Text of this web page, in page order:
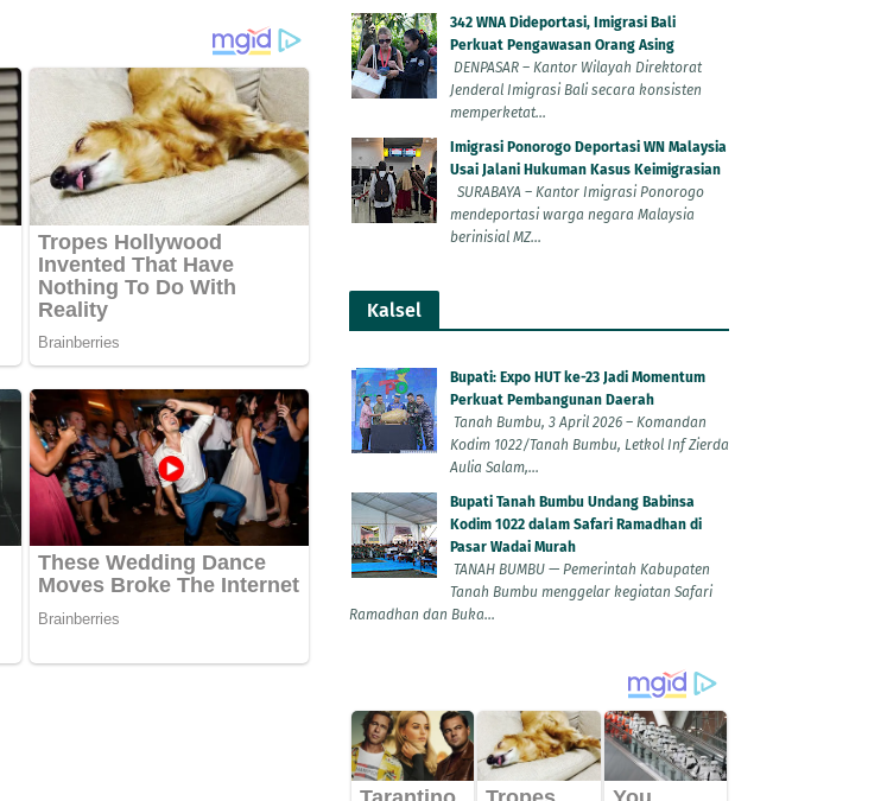
342 WNA Dideportasi, Imigrasi Bali
Perkuat Pengawasan Orang Asing
DENPASAR – Kantor Wilayah Direktorat
Jenderal Imigrasi Bali secara konsisten
memperketat...
Imigrasi Ponorogo Deportasi WN Malaysia
Usai Jalani Hukuman Kasus Keimigrasian
SURABAYA – Kantor Imigrasi Ponorogo
mendeportasi warga negara Malaysia
berinisial MZ...
Kalsel
Bupati: Expo HUT ke-23 Jadi Momentum
Perkuat Pembangunan Daerah
Tanah Bumbu, 3 April 2026 – Komandan
Kodim 1022/Tanah Bumbu, Letkol Inf Zierda
Aulia Salam,...
Bupati Tanah Bumbu Undang Babinsa
Kodim 1022 dalam Safari Ramadhan di
Pasar Wadai Murah
TANAH BUMBU — Pemerintah Kabupaten
Tanah Bumbu menggelar kegiatan Safari
Ramadhan dan Buka...